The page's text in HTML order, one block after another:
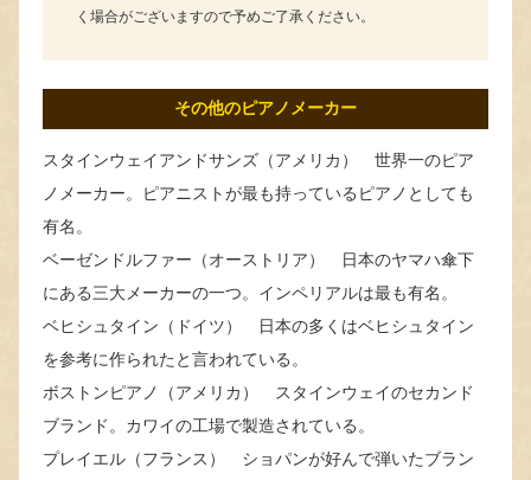
く場合がございますので予めご了承ください。
その他のピアノメーカー
スタインウェイアンドサンズ（アメリカ） 世界一のピア
ノメーカー。ピアニストが最も持っているピアノとしても
有名。
ベーゼンドルファー（オーストリア） 日本のヤマハ傘下
にある三大メーカーの一つ。インペリアルは最も有名。
ベヒシュタイン（ドイツ） 日本の多くはベヒシュタイン
を参考に作られたと言われている。
ボストンピアノ（アメリカ） スタインウェイのセカンド
ブランド。カワイの工場で製造されている。
プレイエル（フランス） ショパンが好んで弾いたブラン